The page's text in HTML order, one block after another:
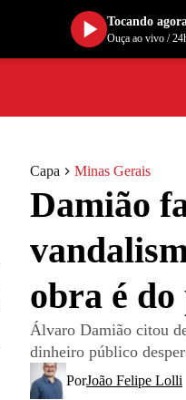
Capa Minas Gerais
Damião
obra é do
Álvaro Damião citou
dinheiro público
PorJoão Felipe Lolli
Tocando
Ouça ao vivo/